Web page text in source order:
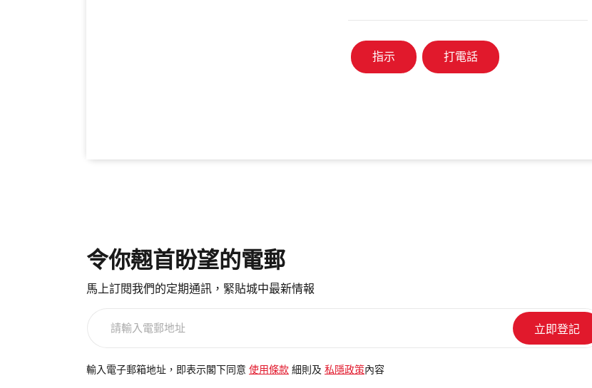
指示 打電話
令你翹首盼望的電郵
馬上訂閱我們的定期通訊，緊貼城中最新情報
電
輸入電子郵箱地址，即表示閣下同意 使用條款 細則及 私隱政策 內容